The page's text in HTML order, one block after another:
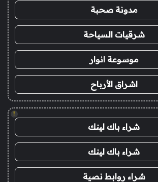
مدونة صحبة
شرقيات السياحة
موسوعة انوار
اشراق الأرباح
!
شراء باك لينك
شراء باك لينك
شراء روابط نصية